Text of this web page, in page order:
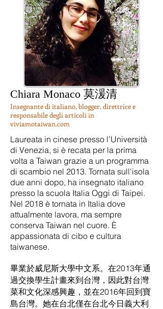
Laureata in cinese presso l’Università
di Venezia, si è recata per la prima
volta a Taiwan grazie a un programma
di scambio nel 2013. Tornata sull'isola
due anni dopo, ha insegnato italiano
presso la scuola Italia Oggi di Taipei.
Nel 2018 è tornata in Italia dove
attualmente lavora, ma sempre
conserva Taiwan nel cuore. È
appassionata di cibo e cultura
taiwanese.
畢業於威尼斯大學中文系。在2013年通
過交換學生計畫來到台灣，因此對台灣
菜和文化深感興趣，並在2016年回到寶
島台灣。她在台北僅在台北今日義大利
Chiara Monaco 莫湲清
Insegnante di italiano, blogger, direttrice e
responsabile degli articoli in
viviamotaiwan.com